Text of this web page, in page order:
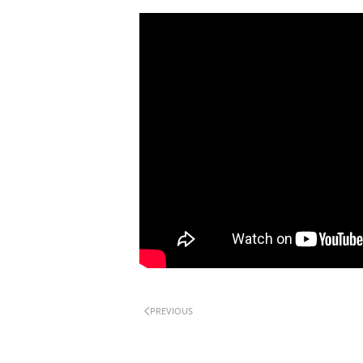
PREVIOUS